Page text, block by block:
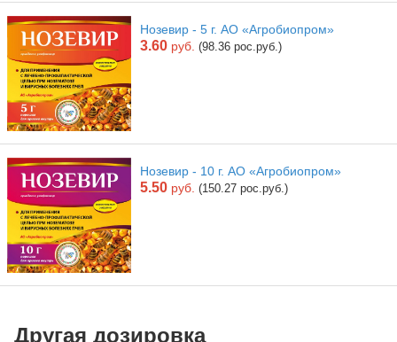
Нозевир - 5 г. АО «Агробиопром»
3.60 руб. (98.36 рос.руб.)
Нозевир - 10 г. АО «Агробиопром»
5.50 руб. (150.27 рос.руб.)
Другая дозировка